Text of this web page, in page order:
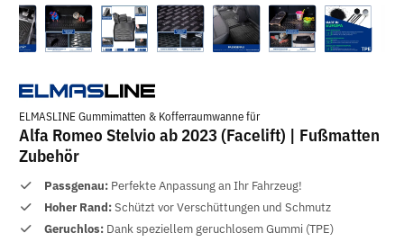
ELMASLINE Gummimatten & Kofferraumwanne für
Alfa Romeo Stelvio ab 2023 (Facelift) | Fußmatten
Zubehör
Passgenau: Perfekte Anpassung an Ihr Fahrzeug!
Hoher Rand:Schützt vor Verschüttungen und Schmutz
Geruchlos: Dank speziellem geruchlosem Gummi (TPE)